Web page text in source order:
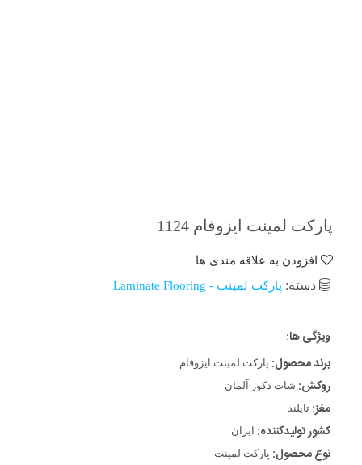
پارکت لمینت ایزوفام 1124
افزودن به علاقه مندی ها
دسته: پارکت لمینت - Laminate Flooring
ویژگی ها:
برند محصول: پارکت لمینت ایزوفام
روکش: شات دکور آلمان
مغز: تایلند
کشور تولیدکننده: ایران
نوع محصول: پارکت لمینت